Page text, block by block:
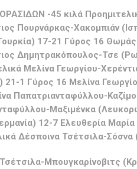
-45 κιλά
Πουρνάρκας-Χακομπιάν
17-21 Γύρος 16
Δημητρακόπουλος-Τσε
Μελίνα Γεωργίου-
21-1 Γύρος 16 Μελίνα
Παπατριανταφύλλου-
Μαξιμένκα
12-7 Ελευθερία
Δέσποινα Τσέτσιλα-Σόσνα
Μπουγκαρίνοβιτς